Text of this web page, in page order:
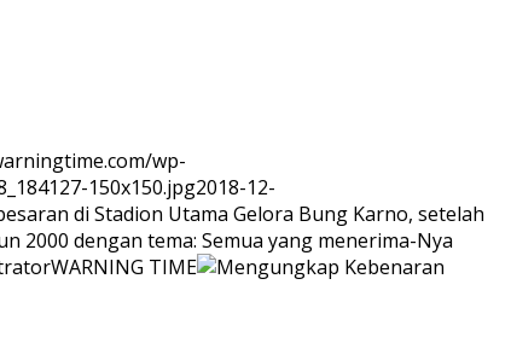
wp-
150x150.jpg2018-12-
di Stadion Utama Gelora Bung Karno, setelah
2000 dengan tema: Semua yang menerima-Nya
WARNING TIME